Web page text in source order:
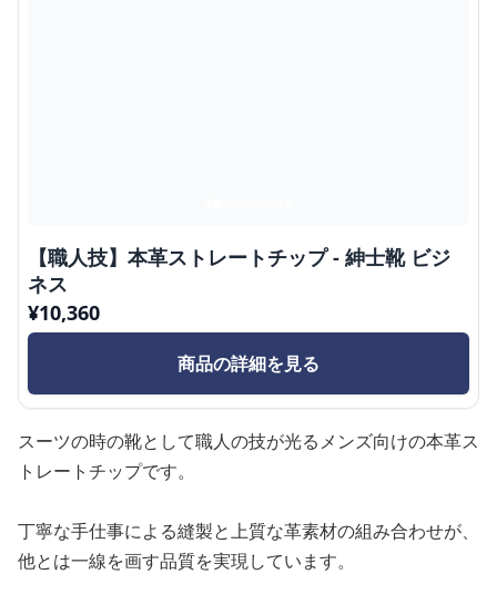
【職人技】本革ストレートチップ - 紳士靴 ビジ
ネス
¥10,360
商品の詳細を見る
スーツの時の靴として職人の技が光るメンズ向けの本革ス
トレートチップです。
丁寧な手仕事による縫製と上質な革素材の組み合わせが、
他とは一線を画す品質を実現しています。